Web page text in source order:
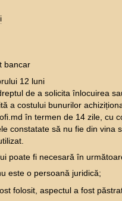
bancar
12 luni
de a solicita înlocuirea
a costului bunurilor
în termen de 14 zile, cu
constatate să nu fie din vina
poate fi necesară în
este o persoană juridică;
folosit, aspectul a fost